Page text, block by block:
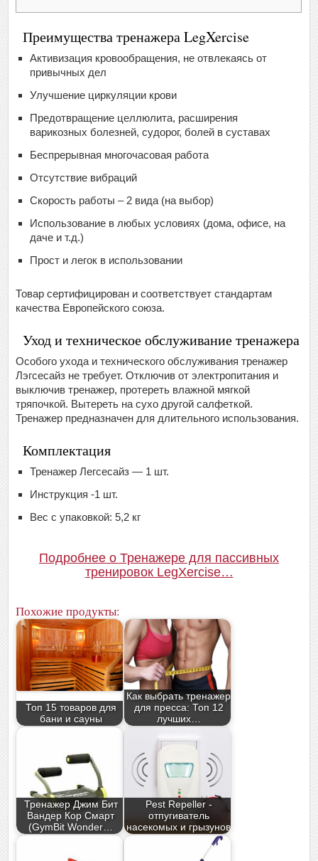
Преимущества тренажера LegXercise
Активизация кровообращения, не отвлекаясь от
привычных дел
Улучшение циркуляции крови
Предотвращение целлюлита, расширения
варикозных болезней, судорог, болей в суставах
Беспрерывная многочасовая работа
Отсутствие вибраций
Скорость работы – 2 вида (на выбор)
Использование в любых условиях (дома, офисе, на
даче и т.д.)
Прост и легок в использовании
Товар сертифицирован и соответствует стандартам
качества Европейского союза.
Уход и техническое обслуживание тренажера
Особого ухода и технического обслуживания тренажер
Лэгсесайз не требует. Отключив от электропитания и
выключив тренажер, протереть влажной мягкой
тряпочкой. Вытереть на сухо другой салфеткой.
Тренажер предназначен для длительного использования.
Комплектация
Тренажер Легсесайз — 1 шт.
Инструкция -1 шт.
Вес с упаковкой: 5,2 кг
Подробнее о Тренажере для пассивных
тренировок LegXercise…
Похожие продукты:
Топ 15 товаров для
бани и сауны
Как выбрать тренажер
для пресса: Топ 12
лучших…
Тренажер Джим Бит
Вандер Кор Смарт
(GymBit Wonder…
Pest Repeller -
отпугиватель
насекомых и грызунов